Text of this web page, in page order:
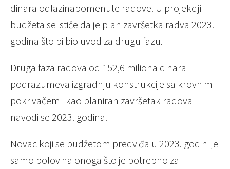
dinara odlazinapomenute radove. U projekciji
budžeta se ističe da je plan završetka radva 2023.
godina što bi bio uvod za drugu fazu.
Druga faza radova od 152,6 miliona dinara
podrazumeva izgradnju konstrukcije sa krovnim
pokrivačem i kao planiran završetak radova
navodi se 2023. godina.
Novac koji se budžetom predviđa u 2023. godini je
samo polovina onoga što je potrebno za